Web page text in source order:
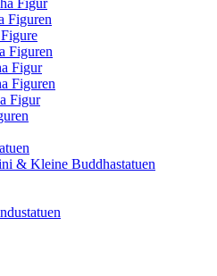
Figur
Figuren
Figuren
Figur
Figuren
Figur
& Kleine Buddhastatuen